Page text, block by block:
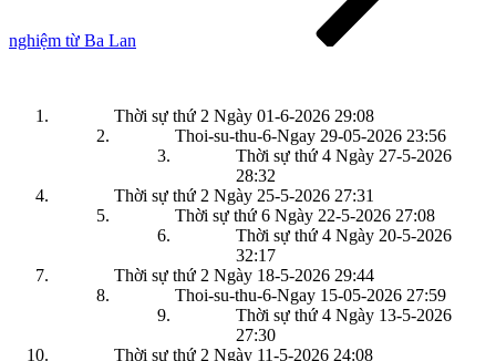
nghiệm từ Ba Lan
Thời sự thứ 2 Ngày 01-6-2026 29:08
Thoi-su-thu-6-Ngay 29-05-2026 23:56
Thời sự thứ 4 Ngày 27-5-2026
28:32
Thời sự thứ 2 Ngày 25-5-2026 27:31
Thời sự thứ 6 Ngày 22-5-2026 27:08
Thời sự thứ 4 Ngày 20-5-2026
32:17
Thời sự thứ 2 Ngày 18-5-2026 29:44
Thoi-su-thu-6-Ngay 15-05-2026 27:59
Thời sự thứ 4 Ngày 13-5-2026
27:30
Thời sự thứ 2 Ngày 11-5-2026 24:08